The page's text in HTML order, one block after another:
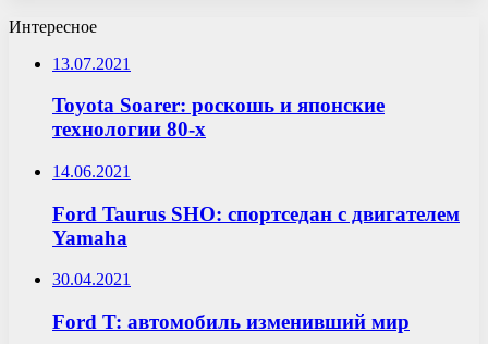
Интересное
13.07.2021
Toyota Soarer: роскошь и японские
технологии 80-х
14.06.2021
Ford Taurus SHO: спортседан с двигателем
Yamaha
30.04.2021
Ford T: автомобиль изменивший мир